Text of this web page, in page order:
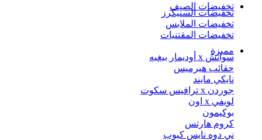
تخفيضات الصيف
تخفيضات السنيكرز
تخفيضات الملابس
تخفيضات المقتنيات
مميزة
سواتش x أوديمار بيغيه
حقائب هيرميس
نايكي مايند
جوردن x ترافيس سكوت
لويفي x اون
بوكيمون
كروم هارتس
ني دوه نايس كيوب